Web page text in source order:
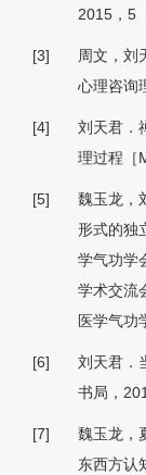
2015，5
[3]
周文，刘
心理咨询
[4]
刘天君．
理过程［
[5]
魏玉龙，
形式的独
学气功学
学术交流
医学气功
[6]
刘天君．
书局，
[7]
魏玉龙，
东西方认